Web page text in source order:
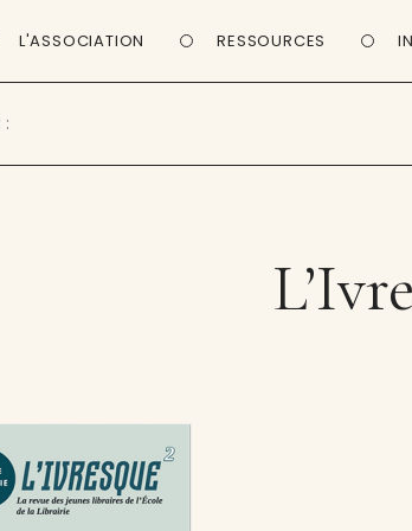
L'ASSOCIATION RESSOURCES